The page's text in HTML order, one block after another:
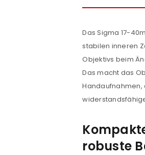
Das Sigma 17-
stabilen inneren
Objektivs beim
Das macht das
Handaufnahmen,
robuste